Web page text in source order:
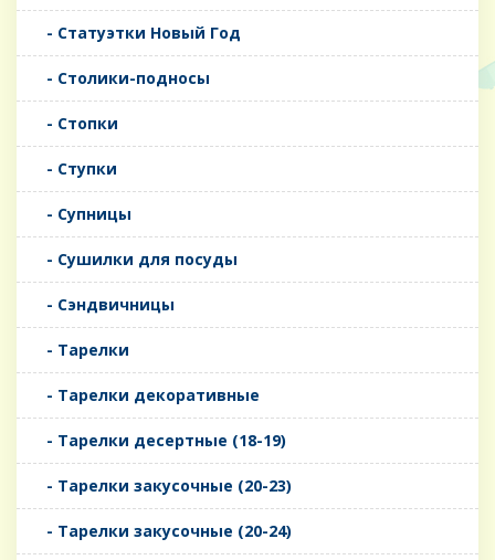
- Статуэтки Новый Год
- Столики-подносы
- Стопки
- Ступки
- Супницы
- Сушилки для посуды
- Сэндвичницы
- Тарелки
- Тарелки декоративные
- Тарелки десертные (18-19)
- Тарелки закусочные (20-23)
- Тарелки закусочные (20-24)